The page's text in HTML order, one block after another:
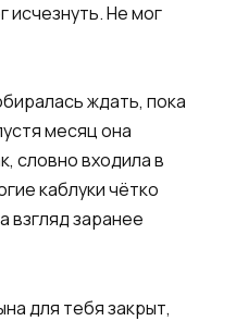
исчезнуть. Не мог
ждать, пока
месяц она
словно входила в
каблуки чётко
взгляд заранее
для тебя закрыт,